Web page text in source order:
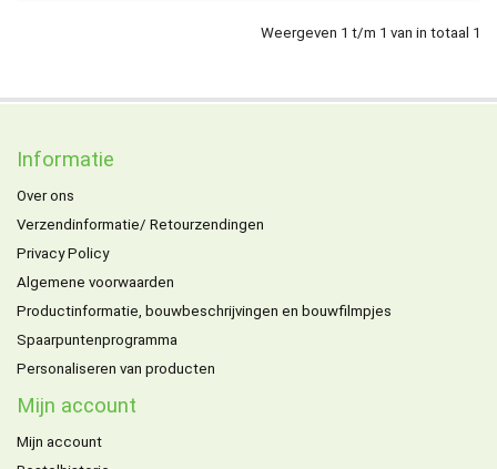
Weergeven 1 t/m 1 van in totaal 1
Informatie
Over ons
Verzendinformatie/ Retourzendingen
Privacy Policy
Algemene voorwaarden
Productinformatie, bouwbeschrijvingen en bouwfilmpjes
Spaarpuntenprogramma
Personaliseren van producten
Mijn account
Mijn account